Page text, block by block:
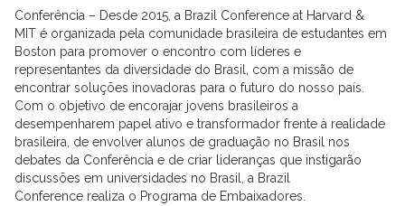
Conferência – Desde 2015, a Brazil Conference at Harvard &
MIT é organizada pela comunidade brasileira de estudantes em
Boston para promover o encontro com líderes e
representantes da diversidade do Brasil, com a missão de
encontrar soluções inovadoras para o futuro do nosso país.
Com o objetivo de encorajar jovens brasileiros a
desempenharem papel ativo e transformador frente à realidade
brasileira, de envolver alunos de graduação no Brasil nos
debates da Conferência e de criar lideranças que instigarão
discussões em universidades no Brasil, a Brazil
Conference realiza o Programa de Embaixadores.